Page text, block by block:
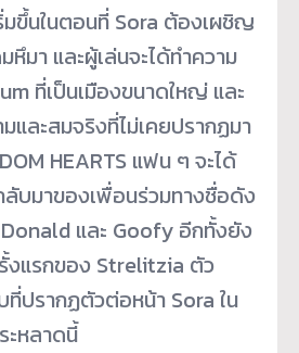
มขึ้นในตอนที่ Sora ต้องเผชิญ
มา และผู้เล่นจะได้ทำความ
ที่เป็นเมืองขนาดใหญ่ และ
และสมจริงที่ไม่เคยปรากฏมา
HEARTS แฟน ๆ จะได้
ลับมาของเพื่อนร่วมทางชื่อดัง
และ Goofy อีกทั้งยัง
งแรกของ Strelitzia ตัว
ที่ปรากฏตัวต่อหน้า Sora ใน
ะหลาดนี้